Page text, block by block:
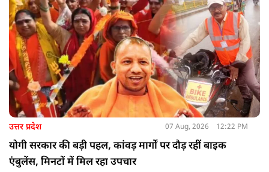
उत्तर प्रदेश 07 Aug, 2026 12:22 PM
योगी सरकार की बड़ी पहल, कांवड़ मार्गों पर दौड़ रहीं बाइक
एंबुलेंस, मिनटों में मिल रहा उपचार